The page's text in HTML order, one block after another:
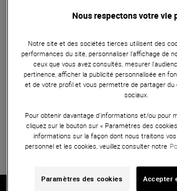
Pour aller plus loin...
Plein feu sur
Nous respectons votre vie
Notre site et des sociétés tierces utilisent des
performances du site, personnaliser l’affichage de
ceux que vous avez consultés, mesurer
pertinence, afficher la publicité personnalisée en
et de votre profil et vous permettre de partager
sociaux.
Pour obtenir davantage d'informations et/ou pour
cliquez sur le bouton sur « Paramètres des
informations sur la façon dont nous traitons
personnel et les cookies, veuillez consulter notre
Paramètres des cookies Accepter